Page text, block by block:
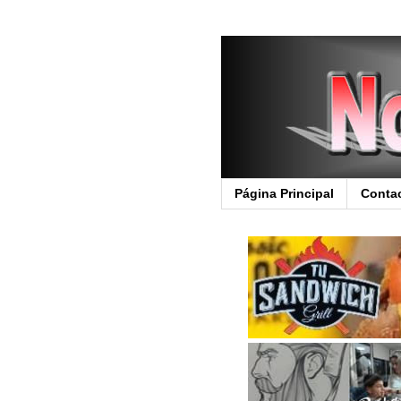
Página Principal